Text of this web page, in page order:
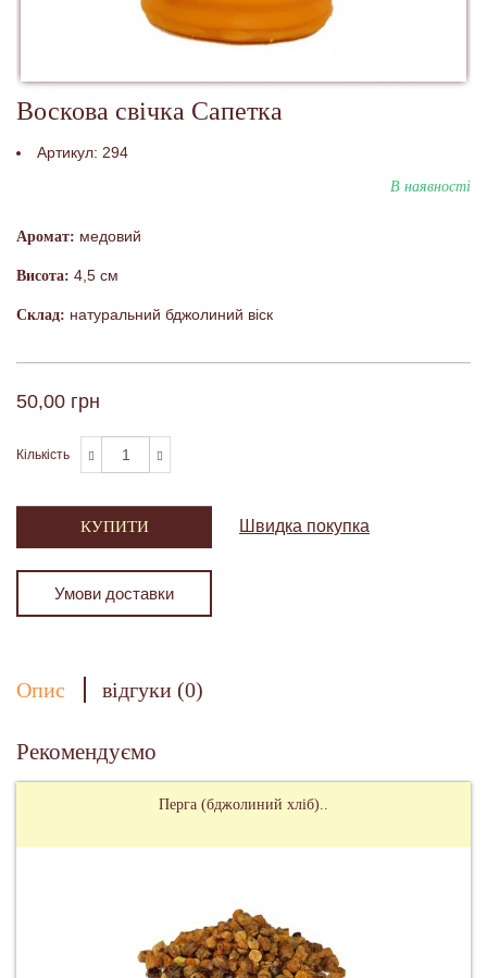
Воскова свічка Сапетка
Артикул: 294
В наявності
Аромат: медовий
Висота: 4,5 см
Склад: натуральний бджолиний віск
50,00 грн
Кількість
КУПИТИ Швидка покупка
Умови доставки
Опис відгуки (0)
Рекомендуємо
Перга (бджолиний хліб)..